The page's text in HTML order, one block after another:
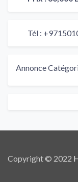
Tél :
Annonce
Copyright © 2022